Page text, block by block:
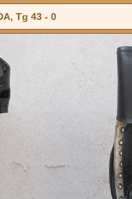
Tg 43 - 0